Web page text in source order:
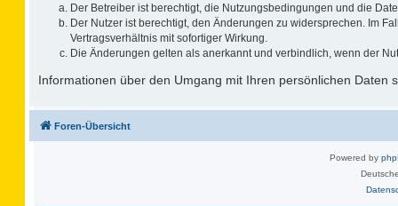
Der Betreiber ist berechtigt, die Nutzungsbedingungen und die
Der Nutzer ist berechtigt, den Änderungen zu widersprechen. Im
Vertragsverhältnis mit sofortiger Wirkung.
Die Änderungen gelten als anerkannt und verbindlich, wenn der
Informationen über den Umgang mit Ihren persönlichen Daten
Foren-Übersicht
Powered by